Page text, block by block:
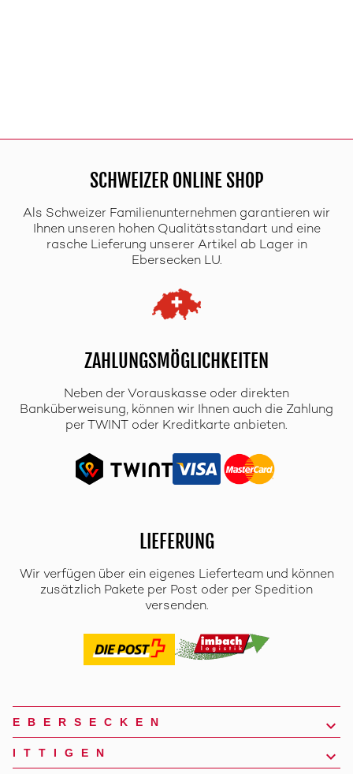
SCHWEIZER ONLINE SHOP
Als Schweizer Familienunternehmen garantieren wir
Ihnen unseren hohen Qualitätsstandart und eine
rasche Lieferung unserer Artikel ab Lager in
Ebersecken LU.
ZAHLUNGSMÖGLICHKEITEN
Neben der Vorauskasse oder direkten
Banküberweisung, können wir Ihnen auch die Zahlung
per TWINT oder Kreditkarte anbieten.
LIEFERUNG
Wir verfügen über ein eigenes Lieferteam und können
zusätzlich Pakete per Post oder per Spedition
versenden.
EBERSECKEN
ITTIGEN